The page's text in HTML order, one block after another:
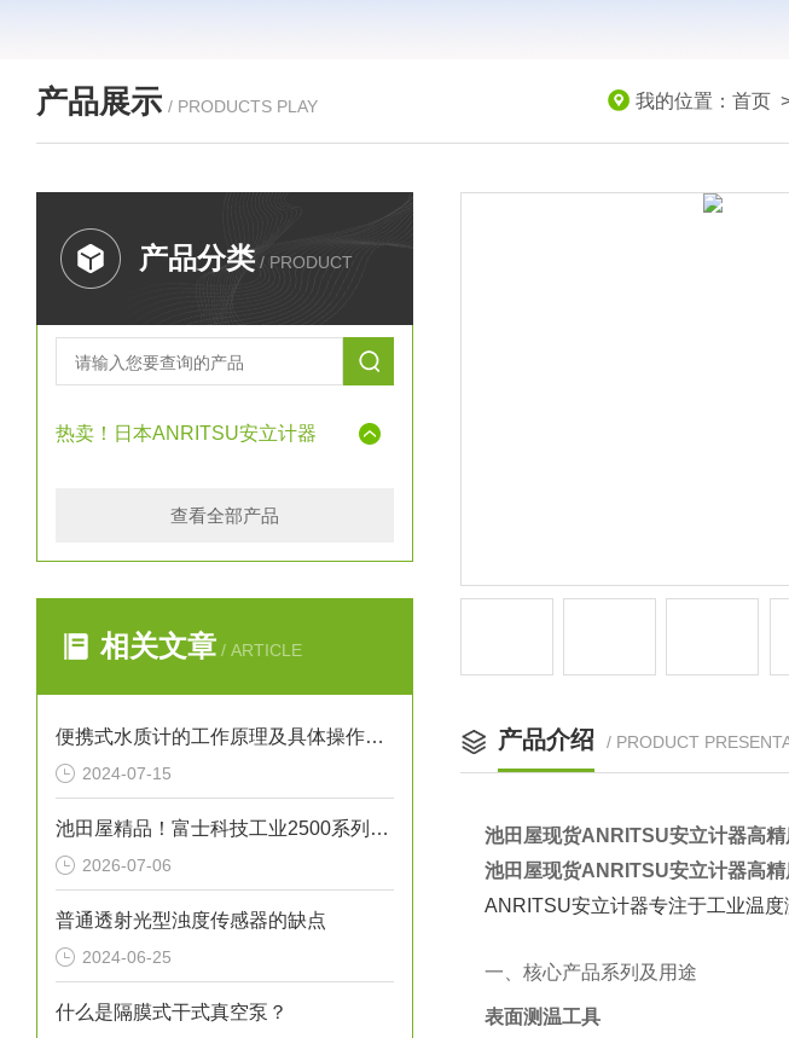
产品展示 / PRODUCTS PLAY 我的位置： 首页
产品分类 / PRODUCT
热卖！日本ANRITSU安立计器
查看全部产品
相关文章 / ARTICLE
便携式水质计的工作原理及具体操作步骤
2024-07-15
池田屋精品！富士科技工业2500系列（黄铜锻造）旋片泵技术参数与应用解析
2026-07-06
普通透射光型浊度传感器的缺点
2024-06-25
什么是隔膜式干式真空泵？
产品介绍 / PRODUCT
池田屋现货ANRITSU安立计器高
池田屋现货ANRITSU安立计器高
ANRITSU安立计器专注于工业温
一、核心产品系列及用途
表面测温工具